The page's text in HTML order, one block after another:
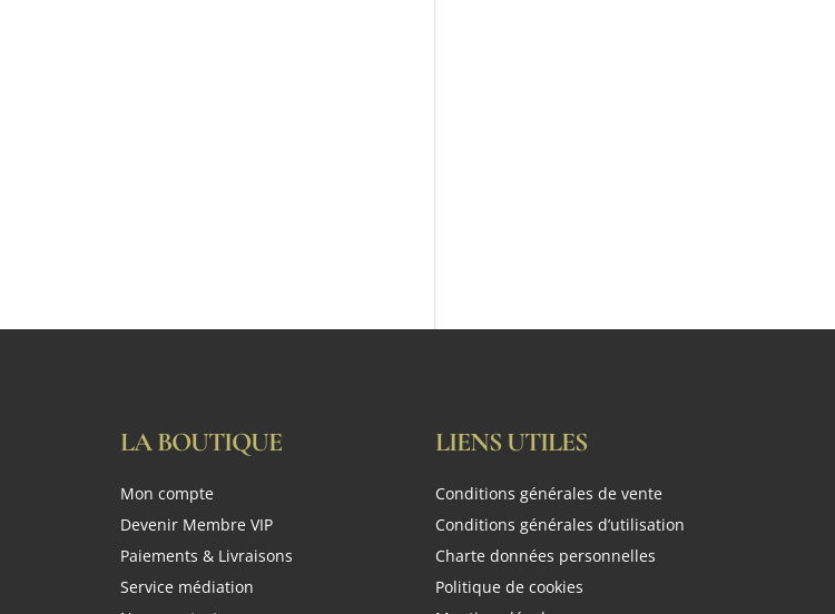
LA BOUTIQUE
Mon compte
Devenir Membre VIP
Paiements & Livraisons
Service médiation
LIENS UTILES
Conditions générales de vente
Conditions générales d’utilisation
Charte données personnelles
Politique de cookies